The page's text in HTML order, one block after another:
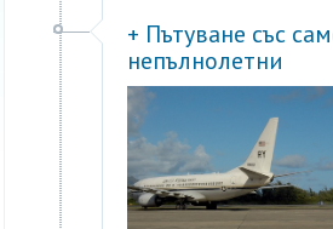
+ Пътуване със
непълнолетни